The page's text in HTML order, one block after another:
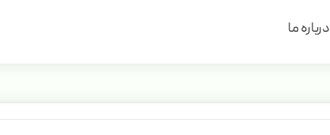
درباره ما